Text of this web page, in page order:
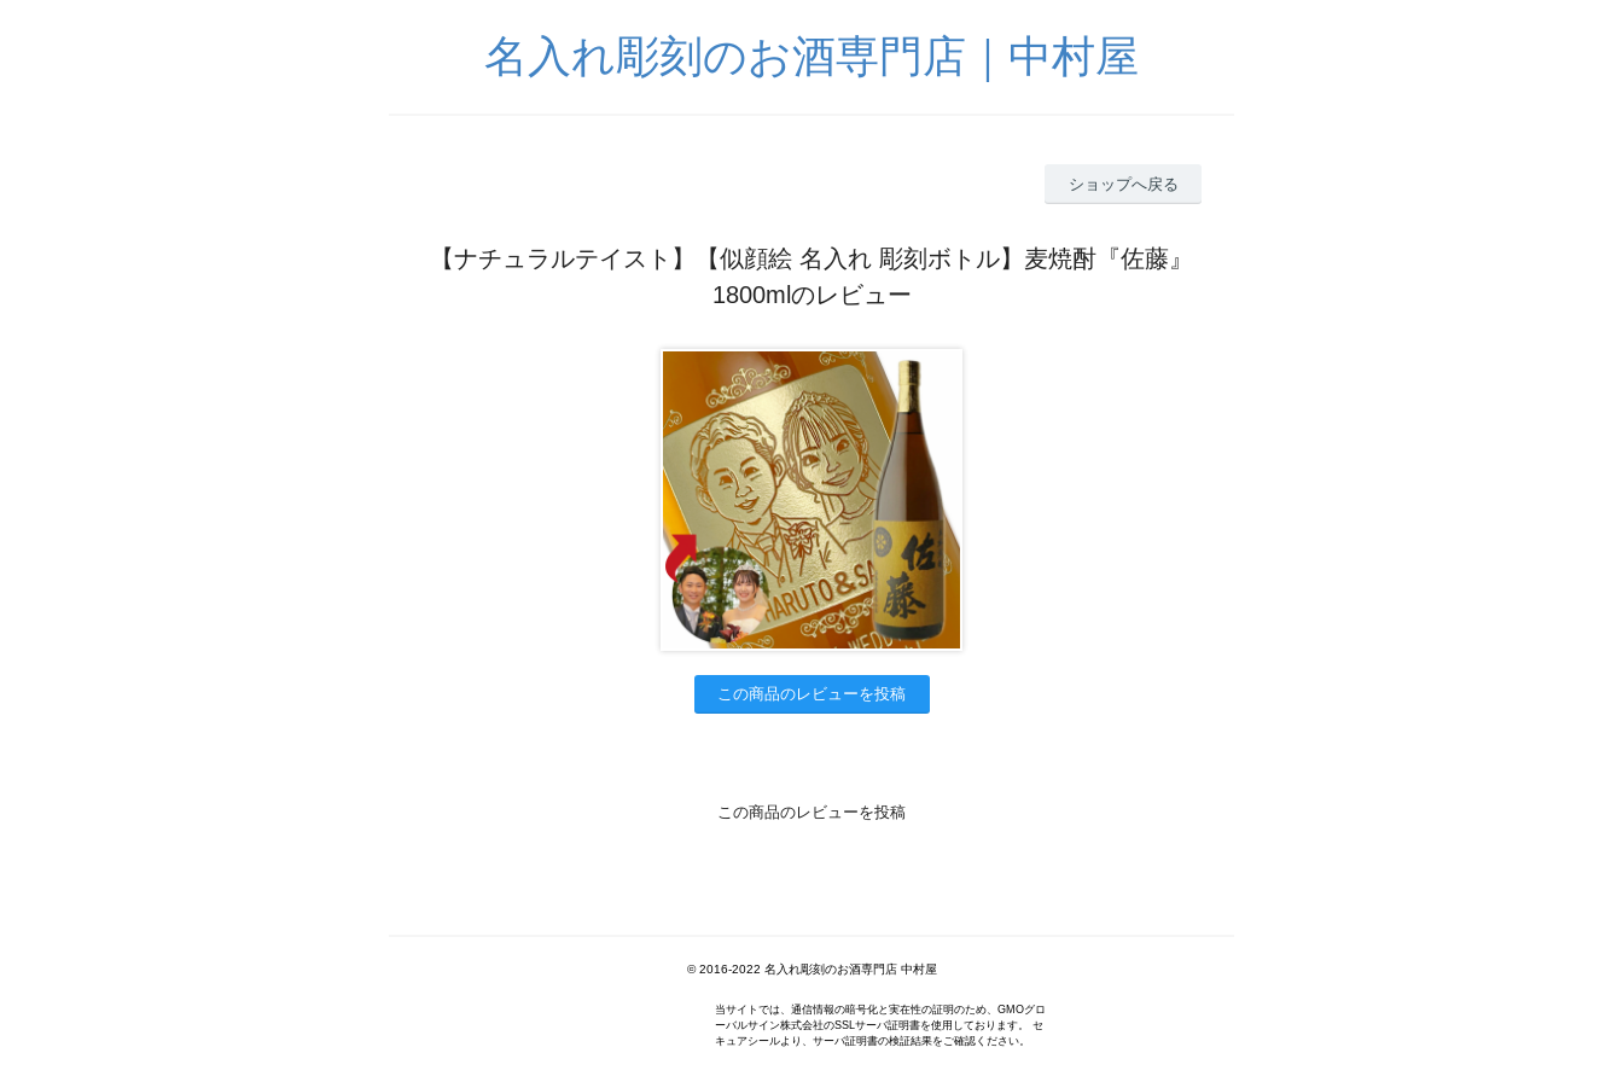
名入れ彫刻のお酒専門店｜中村屋
ショップへ戻る
【ナチュラルテイスト】【似顔絵 名入れ 彫刻ボトル】麦焼酎『佐藤』
1800mlのレビュー
この商品のレビューを投稿
この商品のレビューを投稿
© 2016-2022 名入れ彫刻のお酒専門店 中村屋
当サイトでは、通信情報の暗号化と実在性の証明のため、GMOグロ
ーバルサイン株式会社のSSLサーバ証明書を使用しております。 セ
キュアシールより、サーバ証明書の検証結果をご確認ください。